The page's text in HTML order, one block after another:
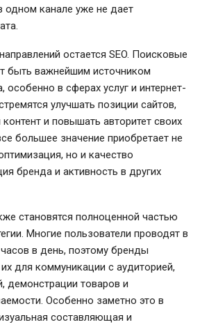
одном канале уже не дает
остается SEO. Поисковые
быть важнейшим источником
особенно в сферах услуг и интернет-
улучшать позиции сайтов,
и повышать авторитет своих
большее значение приобретает не
но и качество
бренда и активность в других
становятся полноценной частью
Многие пользователи проводят в
в день, поэтому бренды
для коммуникации с аудиторией,
демонстрации товаров и
Особенно заметно это в
составляющая и